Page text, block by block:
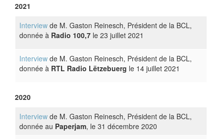
2021
Interview de M. Gaston Reinesch, Président de la BCL,
donnée à Radio 100,7 le 23 juillet 2021
Interview de M. Gaston Reinesch, Président de la BCL,
donnée à RTL Radio Lëtzebuerg le 14 juillet 2021
2020
Interview de M. Gaston Reinesch, Président de la BCL,
donnée au Paperjam, le 31 décembre 2020